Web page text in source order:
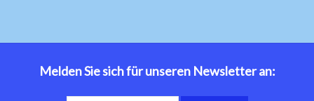
SchmuckMelden Sie sich für unseren Newsletter an: